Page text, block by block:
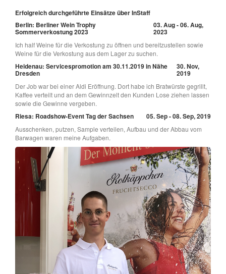
Erfolgreich durchgeführte Einsätze über InStaff
Berlin: Berliner Wein Trophy
Sommerverkostung 2023
03. Aug - 06. Aug,
2023
Ich half Weine für die Verkostung zu öffnen und bereitzustellen sowie
Weine für die Verkostung aus dem Lager zu suchen.
Heidenau: Servicespromotion am 30.11.2019 in Nähe
Dresden
30. Nov,
2019
Der Job war bei einer Aldi Eröffnung. Dort habe ich Bratwürste gegrillt,
Kaffee verteilt und an dem Gewinnzelt den Kunden Lose ziehen lassen
sowie die Gewinne vergeben.
Riesa: Roadshow-Event Tag der Sachsen 05. Sep - 08. Sep, 2019
Ausschenken, putzen, Sample verteilen, Aufbau und der Abbau vom
Barwagen waren meine Aufgaben.